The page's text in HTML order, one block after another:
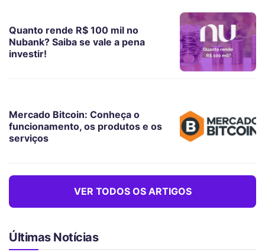
Quanto rende R$ 100 mil no
Nubank? Saiba se vale a pena
investir!
Mercado Bitcoin: Conheça o
funcionamento, os produtos e os
serviços
VER TODOS OS ARTIGOS
Últimas Notícias